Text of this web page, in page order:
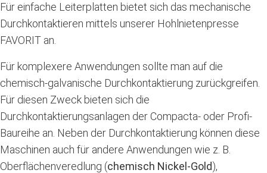
Für einfache Leiterplatten bietet sich das mechanische
Durchkontaktieren mittels unserer Hohlnietenpresse
FAVORIT an.
Für komplexere Anwendungen sollte man auf die
chemisch-galvanische Durchkontaktierung zurückgreifen.
Für diesen Zweck bieten sich die
Durchkontaktierungsanlagen der Compacta- oder Profi-
Baureihe an. Neben der Durchkontaktierung können diese
Maschinen auch für andere Anwendungen wie z. B.
Oberflächenveredlung (chemisch Nickel-Gold),